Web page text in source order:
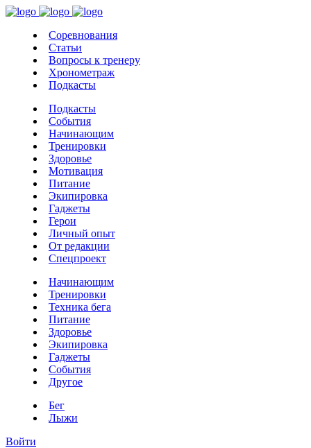
Соревнования
Статьи
Вопросы к тренеру
Хронометраж
Подкасты
Подкасты
События
Начинающим
Тренировки
Здоровье
Мотивация
Питание
Экипировка
Гаджеты
Герои
Личный опыт
От редакции
Спецпроект
Начинающим
Тренировки
Техника бега
Питание
Здоровье
Экипировка
Гаджеты
События
Другое
Бег
Лыжи
Войти